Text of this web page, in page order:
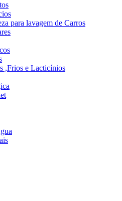
para lavagem de Carros
,Frios e Lacticínios